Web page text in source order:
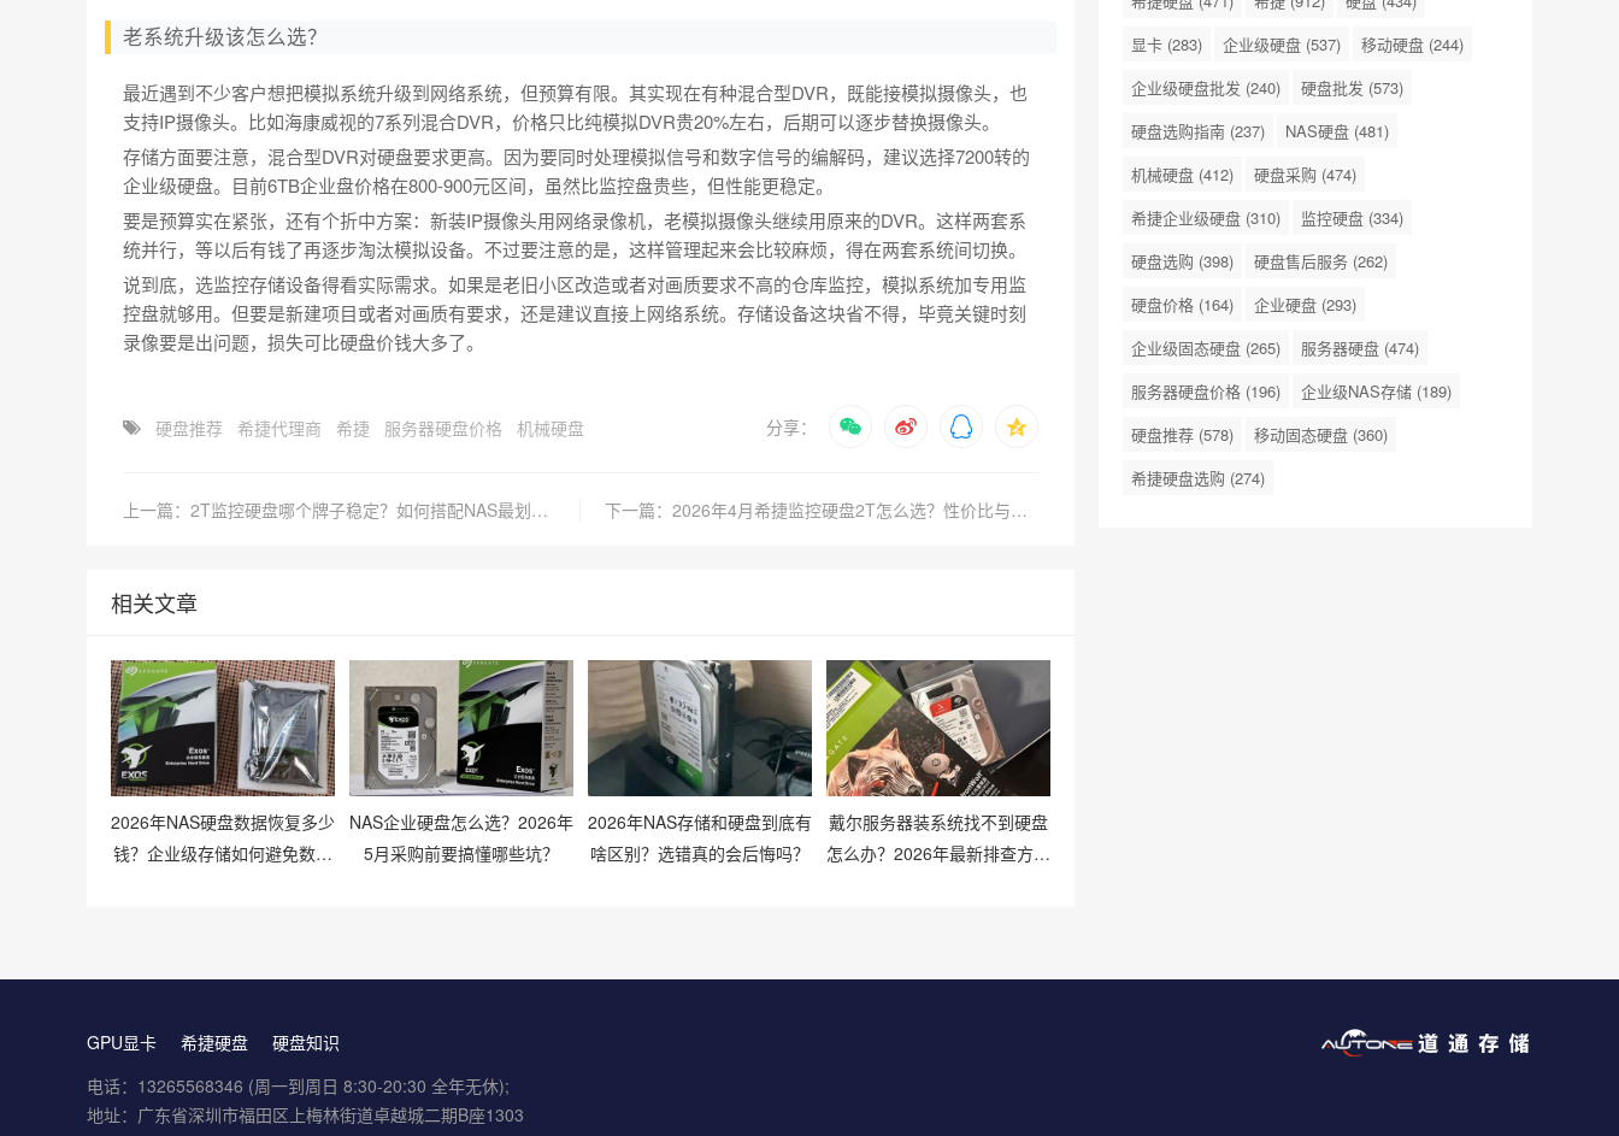
老系统升级该怎么选？
最近遇到不少客户想把模拟系统升级到网络系统，但预算有限。其实现在有种混合型DVR，既能接模拟摄像头，也
支持IP摄像头。比如海康威视的7系列混合DVR，价格只比纯模拟DVR贵20%左右，后期可以逐步替换摄像头。
存储方面要注意，混合型DVR对硬盘要求更高。因为要同时处理模拟信号和数字信号的编解码，建议选择7200转的
企业级硬盘。目前6TB企业盘价格在800-900元区间，虽然比监控盘贵些，但性能更稳定。
要是预算实在紧张，还有个折中方案：新装IP摄像头用网络录像机，老模拟摄像头继续用原来的DVR。这样两套系
统并行，等以后有钱了再逐步淘汰模拟设备。不过要注意的是，这样管理起来会比较麻烦，得在两套系统间切换。
说到底，选监控存储设备得看实际需求。如果是老旧小区改造或者对画质要求不高的仓库监控，模拟系统加专用监
控盘就够用。但要是新建项目或者对画质有要求，还是建议直接上网络系统。存储设备这块省不得，毕竟关键时刻
录像要是出问题，损失可比硬盘价钱大多了。
硬盘推荐 希捷代理商 希捷 服务器硬盘价格 机械硬盘 分享：
上一篇：2T监控硬盘哪个牌子稳定？如何搭配NAS最划算？ 下一篇：2026年4月希捷监控硬盘2T怎么选？性价比与耐用性实测对比
相关文章
2026年NAS硬盘数据恢复多少
钱？企业级存储如何避免数据
NAS企业硬盘怎么选？2026年
5月采购前要搞懂哪些坑？
2026年NAS存储和硬盘到底有
啥区别？选错真的会后悔吗？
戴尔服务器装系统找不到硬盘
怎么办？2026年最新排查方法
显卡 (283) 企业级硬盘 (537) 移动硬盘 (244)
企业级硬盘批发 (240) 硬盘批发 (573)
硬盘选购指南 (237) NAS硬盘 (481)
机械硬盘 (412) 硬盘采购 (474)
希捷企业级硬盘 (310) 监控硬盘 (334)
硬盘选购 (398) 硬盘售后服务 (262)
硬盘价格 (164) 企业硬盘 (293)
企业级固态硬盘 (265) 服务器硬盘 (474)
服务器硬盘价格 (196) 企业级NAS存储 (189)
硬盘推荐 (578) 移动固态硬盘 (360)
希捷硬盘选购 (274)
GPU显卡 希捷硬盘
硬盘知识
电话：13265568346 (周一到周日 8:30-20:30 全年无休);
地址：广东省深圳市福田区上梅林街道卓越城二期B座1303